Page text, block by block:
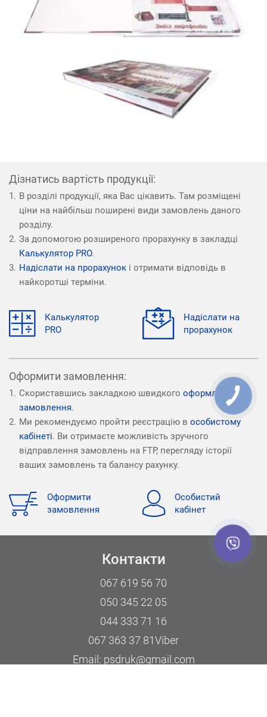
Дізнатись вартість продукції:
В розділі продукції, яка Вас цікавить. Там розміщені
ціни на найбільш поширені види замовлень даного
розділу.
За допомогою розширеного прорахунку в закладці
Калькулятор PRO.
Надіслати на прорахунок і отримати відповідь в
найкоротші терміни.
Калькулятор
PRO
Надіслати на
прорахунок
Оформити замовлення:
Скориставшись закладкою швидкого оформлення
замовлення.
Ми рекомендуємо пройти реєстрацію в особистому
кабінеті. Ви отримаєте можливість зручного
відправлення замовлень на FTP, перегляду історії
ваших замовлень та балансу рахунку.
Оформити
замовлення
Особистий
кабінет
Контакти
067 619 56 70
050 345 22 05
044 333 71 16
067 363 37 81Viber
Email: psdruk@gmail.com